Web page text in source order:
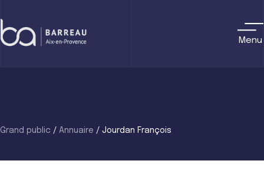
to
content
Menu
Grand public / Annuaire / Jourdan François